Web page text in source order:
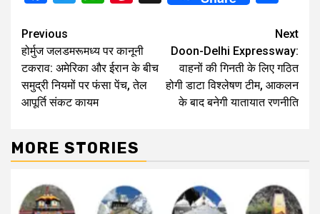
Continue
Reading
Previous
होर्मुज जलडमरूमध्य पर कानूनी
टकराव: अमेरिका और ईरान के बीच
समुद्री नियमों पर फंसा पेंच, तेल
आपूर्ति संकट कायम
Next
Doon-Delhi Expressway:
वाहनों की गिनती के लिए गठित
होगी डाटा विश्लेषण टीम, आकलन
के बाद बनेगी यातायात रणनीति
MORE STORIES